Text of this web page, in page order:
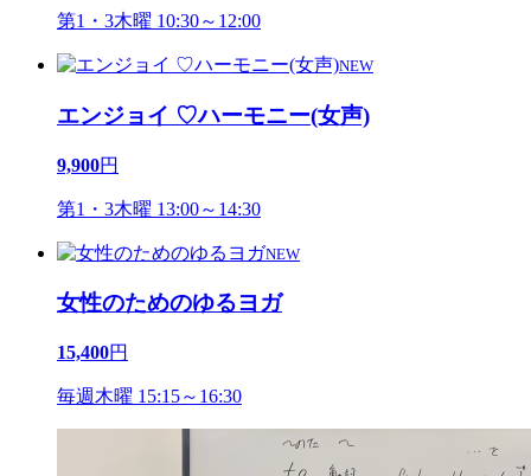
第1・3木曜 10:30～12:00
NEW
エンジョイ ♡ハーモニー(女声)
9,900円
第1・3木曜 13:00～14:30
NEW
女性のためのゆるヨガ
15,400円
毎週木曜 15:15～16:30